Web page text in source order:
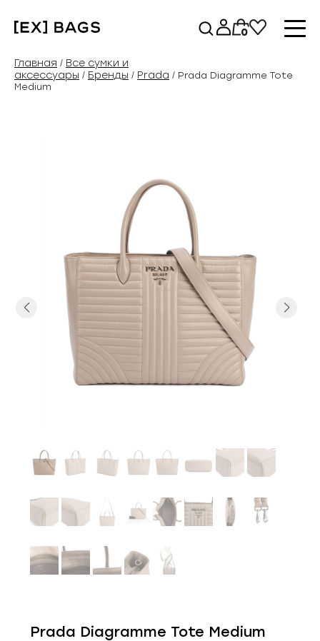
содержимому
0
Главная / Все сумки и
аксессуары / Бренды / Prada / Prada Diagramme Tote
Medium
Previous Next
Prada Diagramme Tote Medium